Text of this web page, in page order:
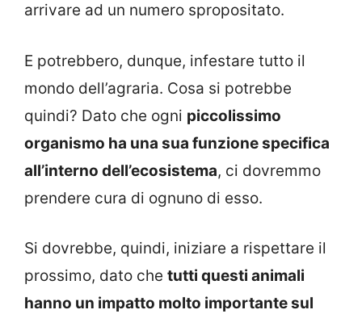
arrivare ad un numero spropositato.
E potrebbero, dunque, infestare tutto il
mondo dell’agraria. Cosa si potrebbe
quindi? Dato che ogni piccolissimo
organismo ha una sua funzione specifica
all’interno dell’ecosistema, ci dovremmo
prendere cura di ognuno di esso.
Si dovrebbe, quindi, iniziare a rispettare il
prossimo, dato che tutti questi animali
hanno un impatto molto importante sul